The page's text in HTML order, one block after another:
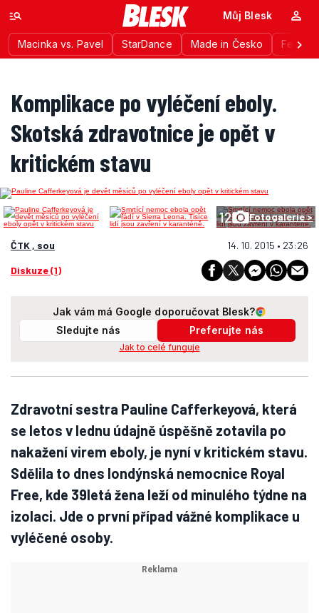
Macinka vs. Pavel StarDance Made in Česko
Můj Blesk
Komplikace po vyléčení eboly.
Skotská zdravotnice je opět v
kritickém stavu
12 Fotogalerie >
ČTK , sou 14. 10. 2015 • 23:26
Diskuze (1)
Jak vám má Google doporučovat Blesk?
Sledujte nás
Preferujte nás
Jak to celé funguje
Zdravotní sestra Pauline Cafferkeyová, která
se letos v lednu údajně úspěšně zotavila po
nakažení virem eboly, je nyní v kritickém stavu.
Sdělila to dnes londýnská nemocnice Royal
Free, kde 39letá žena leží od minulého týdne na
izolaci. Jde o první případ vážné komplikace u
vyléčené osoby.